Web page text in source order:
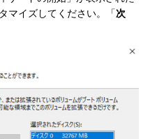
マイズしてください。「次